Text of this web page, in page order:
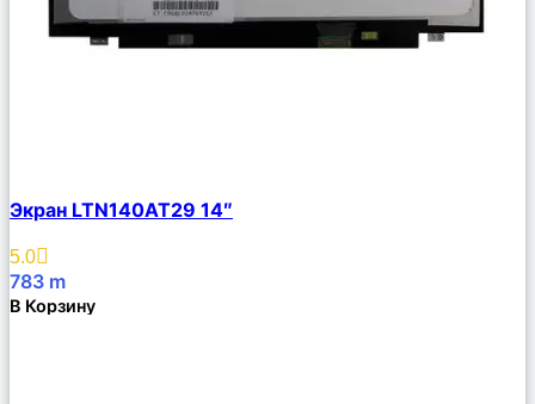
Описание
Избранное
Экран LTN140AT29 14″
5.0
783 m
В Корзину